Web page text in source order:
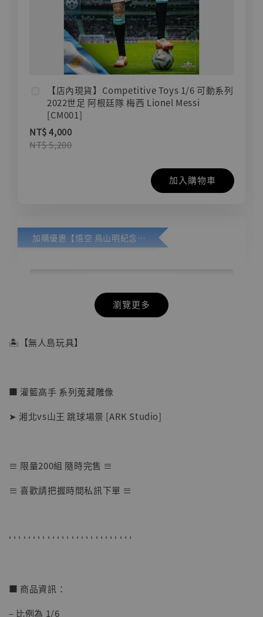
【店內現貨】Competitive Toys 1/6 可動系列
2022世足 阿根廷隊 梅西 Lionel Messi
[CM001]
NT$ 4,000
NT$ 5,200
加入購物車
加購優惠【悟空 鳥山明紀念款 [奇蹟工作室]】
【店內現貨】七龍珠 系列蒐藏雕像 悟空 鳥山
NT$ 5,580
瀏覽更多
🏝【無人島玩具】
■ 灌籃高手 系列蒐藏雕像
➤ 湘北vs山王 跳球場景 [ARK Studio]
≡ 限量200組 隨時完售 ≡
≡ 喜歡請把握時間私訊下單 ≡
' ' ' ' ' ' ' ' ' ' ' ' ' ' ' ' ' ' ' ' ' ' ' ' ' '
■ 商品資訊：
– 比例為 1/6